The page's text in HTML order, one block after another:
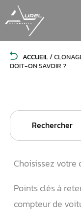
ACCUEIL/
DOIT-ON SAVOIR ?
Search
Choisissez votre
Points clés à
compteur de